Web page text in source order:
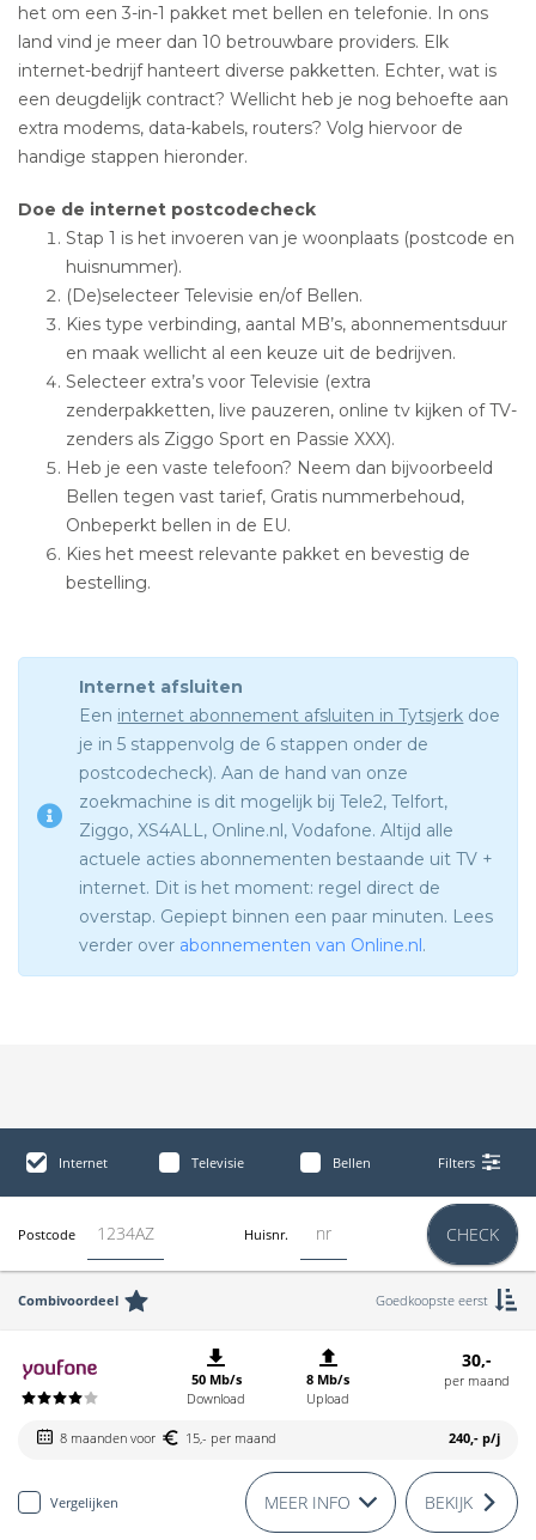
het om een 3-in-1 pakket met bellen en telefonie. In ons
land vind je meer dan 10 betrouwbare providers. Elk
internet-bedrijf hanteert diverse pakketten. Echter, wat is
een deugdelijk contract? Wellicht heb je nog behoefte aan
extra modems, data-kabels, routers? Volg hiervoor de
handige stappen hieronder.
Doe de internet postcodecheck
Stap 1 is het invoeren van je woonplaats (postcode en
huisnummer).
(De)selecteer Televisie en/of Bellen.
Kies type verbinding, aantal MB’s, abonnementsduur
en maak wellicht al een keuze uit de bedrijven.
Selecteer extra’s voor Televisie (extra
zenderpakketten, live pauzeren, online tv kijken of TV-
zenders als Ziggo Sport en Passie XXX).
Heb je een vaste telefoon? Neem dan bijvoorbeeld
Bellen tegen vast tarief, Gratis nummerbehoud,
Onbeperkt bellen in de EU.
Kies het meest relevante pakket en bevestig de
bestelling.
Internet afsluiten
Een internet abonnement afsluiten in Tytsjerk doe
je in 5 stappenvolg de 6 stappen onder de
postcodecheck). Aan de hand van onze
zoekmachine is dit mogelijk bij Tele2, Telfort,
Ziggo, XS4ALL, Online.nl, Vodafone. Altijd alle
actuele acties abonnementen bestaande uit TV +
internet. Dit is het moment: regel direct de
overstap. Gepiept binnen een paar minuten. Lees
verder over abonnementen van Online.nl .
Internet Televisie Bellen Filters
Postcode Huisnr. CHECK
Combivoordeel Goedkoopste eerst
50 Mb/s
Download
8 Mb/s
Upload
30,-
per maand
8 maanden voor 15,- per maand 240,- p/j
Vergelijken MEER INFO BEKIJK